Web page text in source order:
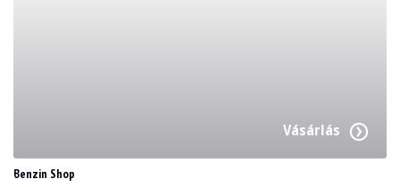
Vásárlás
Benzin Shop